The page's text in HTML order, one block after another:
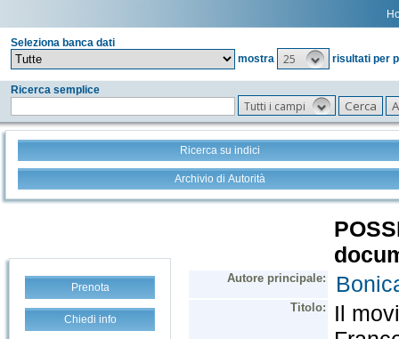
Seleziona banca dati
mostra
25 risultati per
Ricerca semplice
Tutti i campi
Ricerca su indici
Archivio di Autorità
Prenota
Chiedi info